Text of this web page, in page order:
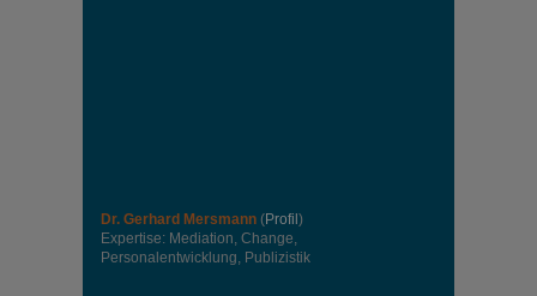
Dr. Gerhard Mersmann (Profil )
Expertise: Mediation, Change,
Personalentwicklung, Publizistik